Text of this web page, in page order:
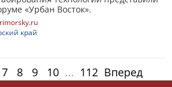
«Урбан Восток».
край
7 8 9 10 ... 112 Вперед